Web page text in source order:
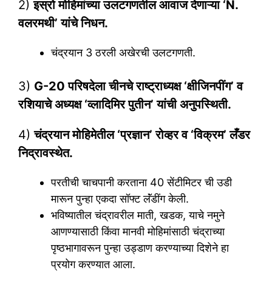
2)इस्रो मोहिमांच्या उलटगणतील आवाज देणाऱ्या ‘N.
वलरमथी’ यांचे निधन.
चंद्रयान 3 ठरली अखेरची उलटगणती.
3) G-20 परिषदेला चीनचे राष्ट्राध्यक्ष ‘क्षीजिनपींग’ व
रशियाचे अध्यक्ष ‘व्लादिमिर पुतीन’ यांची अनुपस्थिती.
4)चंद्रयान मोहिमेतील ‘प्रज्ञान’ रोव्हर व ‘विक्रम’ लँडर
निद्रावस्थेत.
परतीची चाचपानी करताना 40 सेंटीमिटर ची उडी
मारून पुन्हा एकदा सॉफ्ट लॅंडींग केली.
भविष्यातील चंद्रावरील माती, खडक, याचे नमुने
आणण्यासाठी किंवा मानवी मोहिमांसाठी चंद्राच्या
पृष्ठभागावरून पुन्हा उड्डाण करण्याच्या दिशेने हा
प्रयोग करण्यात आला.